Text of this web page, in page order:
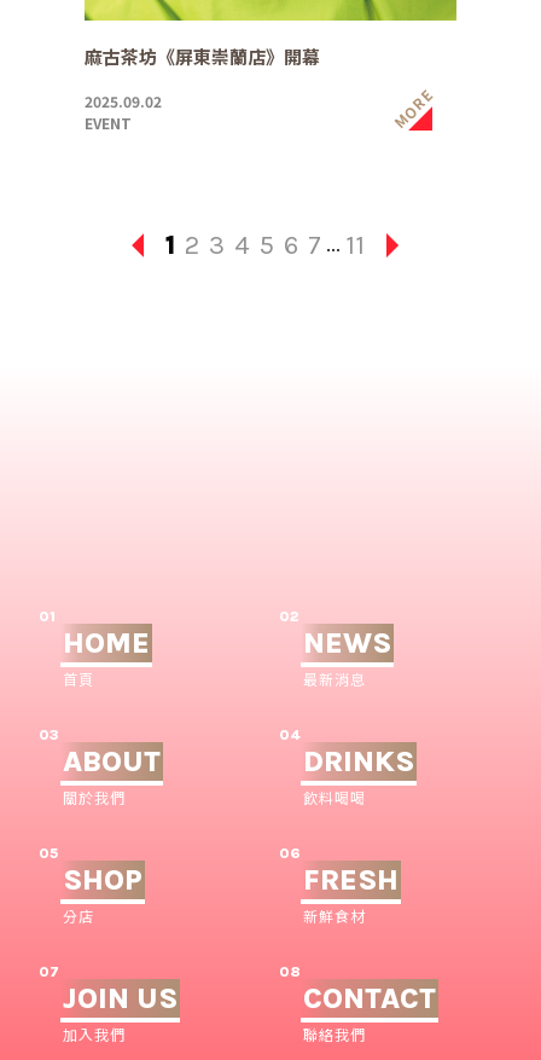
麻古茶坊《屏東崇蘭店》開幕
2025.09.02
EVENT
MORE
1 2 3 4 5 6 7 ... 11
01
HOME
首頁
02
NEWS
最新消息
03
ABOUT
關於我們
04
DRINKS
飲料喝喝
05
SHOP
分店
06
FRESH
新鮮食材
07
JOIN US
加入我們
08
CONTACT
聯絡我們